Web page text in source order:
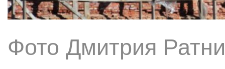
Фото Дмитрия